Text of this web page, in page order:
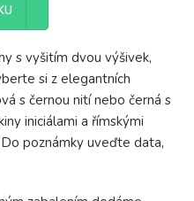
s vyšitím dvou výšivek,
si z elegantních
s černou nití nebo černá s
iniciálami a římskými
poznámky uveďte data,